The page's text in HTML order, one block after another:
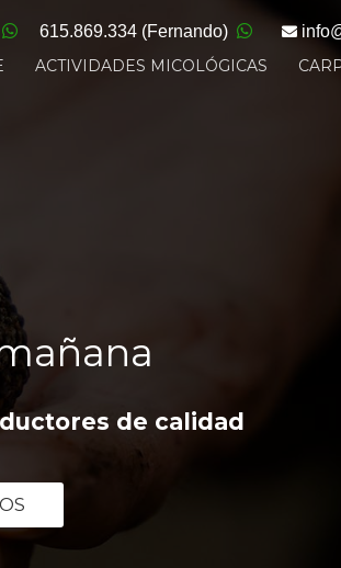
615.869.334 (Fernando)
ACTIVIDADES MICOLÓGICAS
de calidad